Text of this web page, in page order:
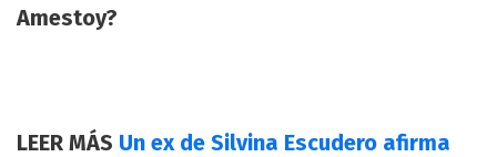
Amestoy?
LEER MÁS Un ex de Silvina Escudero afirma